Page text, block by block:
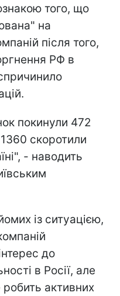
того, що
на
після того,
РФ в
покинули 472
скоротили
- наводить
із ситуацією,
до
в Росії, але
активних